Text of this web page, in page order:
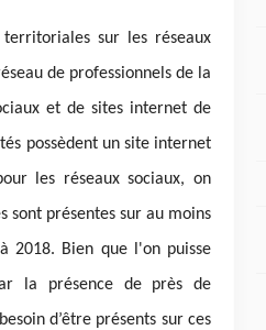
sur les réseaux
de professionnels de la
et de sites internet de
possèdent un site internet
les réseaux sociaux, on
sont présentes sur au moins
2018. Bien que l'on puisse
la présence de près de
d’être présents sur ces